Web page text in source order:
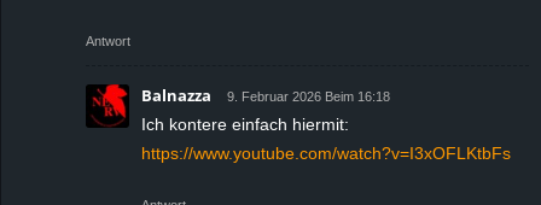
Antwort
Balnazza 9. Februar 2026 Beim 16:18
Ich kontere einfach hiermit:
https://www.youtube.com/watch?v=I3xOFLKtbFs